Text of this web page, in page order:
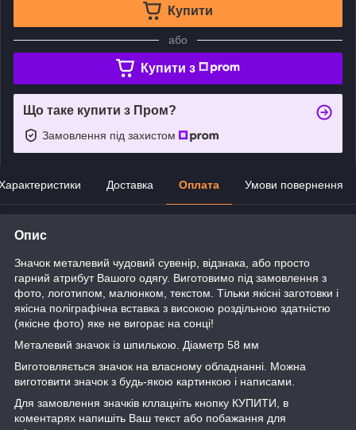
Купити
або
Купити з
Що таке купити з Пром?
Замовлення під захистом
Доставка Оплата Умови повернення
Опис
Значок металевий чудовий сувенір, відзнака, або просто
гарний атрибут Вашого одягу. Виготовимо під замовлення з
фото, логотипом, малюнком, текстом. Тільки якісні заготовки і
якісна поліграфічна вставка з високою роздільною здатністю
(якісне фото) яке не вигорає на сонці!
Металевий значок із шпилькою. Діаметр 58 мм
Виготовляється значок на власному обладнанні. Можна
виготовити значок з будь-якою картинкою і написами.
Для замовлення значків кллацніть кнопку КУПИТИ, в
коментарях напишіть Ваш текст або побажання для